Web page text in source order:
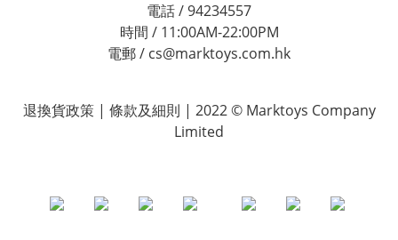
電話 / 94234557
時間 / 11:00AM-22:00PM
電郵 / cs@marktoys.com.hk
退換貨政策 | 條款及細則 | 2022 © Marktoys Company
Limited